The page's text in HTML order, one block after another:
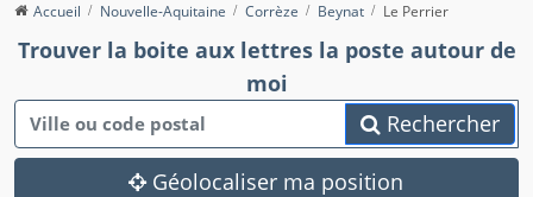
Accueil Nouvelle-Aquitaine Corrèze Beynat Le Perrier
Trouver la boite aux lettres la poste autour de
moi
Rechercher
Géolocaliser ma position